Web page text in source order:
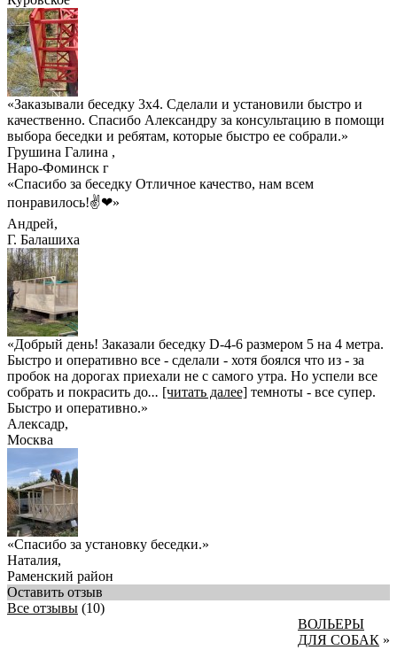
«Заказывали беседку 3х4. Сделали и установили быстро и
качественно. Спасибо Александру за консультацию в помощи
выбора беседки и ребятам, которые быстро ее собрали.»
Грушина Галина ,
Наро-Фоминск г
«Спасибо за беседку Отличное качество, нам всем
понравилось!✌❤»
Андрей,
Г. Балашиха
«Добрый день! Заказали беседку D-4-6 размером 5 на 4 метра.
Быстро и оперативно все - сделали - хотя боялся что из - за
пробок на дорогах приехали не с самого утра. Но успели все
собрать и покрасить до... [читать далее] темноты - все супер.
Быстро и оперативно.»
Алексадр,
Москва
«Спасибо за установку беседки.»
Наталия,
Раменский район
Оставить отзыв
Все отзывы (10)
ВОЛЬЕРЫ
ДЛЯ СОБАК »